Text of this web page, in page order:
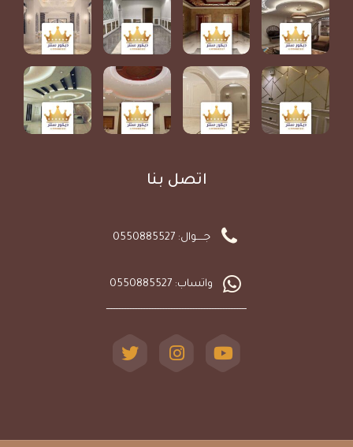
اتصل بنا
جـــــوال: 0550885527
واتساب: 0550885527
ـــــــــــــــــــــــــــــــــــــــــــــــــــــــــــــــــــــــــــــــــــــــــ